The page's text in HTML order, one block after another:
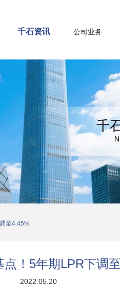
千石资讯 公司业务
千
至4.45%
点！5年期LPR下调
2022.05.20